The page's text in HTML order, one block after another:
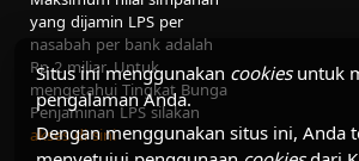
Situs ini menggunakan cookiesuntuk
pengalaman Anda.
Dengan menggunakan situs ini, Anda
yang dijamin LPS per
nasabah per bank adalah
Rp 2 miliar. Untuk
mengetahui Tingkat Bunga
Penjaminan LPS silakan
akses di sini